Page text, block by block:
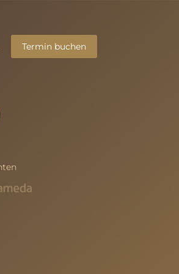
Termin buchen